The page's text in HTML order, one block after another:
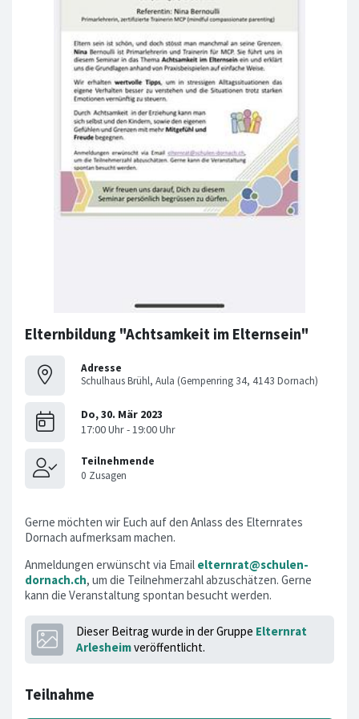
Elternbildung "Achtsamkeit im Elternsein"
Adresse
Schulhaus Brühl, Aula (Gempenring 34, 4143 Dornach)
Gerne möchten wir Euch auf den Anlass des Elternrates
Dornach aufmerksam machen.
Anmeldungen erwünscht via Email elternrat@schulen-
dornach.ch, um die Teilnehmerzahl abzuschätzen. Gerne
kann die Veranstaltung spontan besucht werden.
Dieser Beitrag wurde in der Gruppe Elternrat
Arlesheimveröffentlicht.